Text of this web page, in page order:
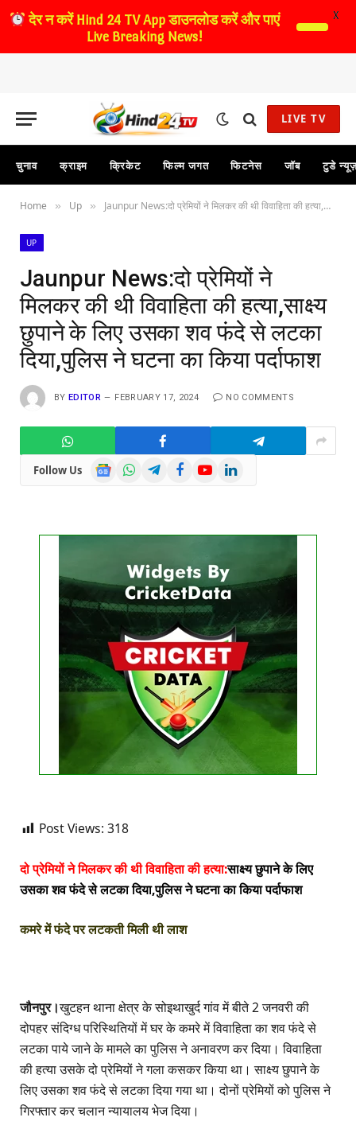
LIVE TV
चुनाव क्राइम क्रिकेट फिल्म जगत फिटनेस जॉब टुडे
Home » Up » Jaunpur News:दो प्रेमियों ने मिलकर की थी विवाहिता की हत्या,साक्ष्य छुपाने के लिए उसका शव फंदे से लटका दिया,पुलिस ने घटना का किया पर्दाफाश
UP
Jaunpur News:दो प्रेमियों ने
मिलकर की थी विवाहिता की हत्या,साक्ष्य
छुपाने के लिए उसका शव फंदे से लटका
दिया,पुलिस ने घटना का किया पर्दाफाश
BY EDITOR FEBRUARY 17, 2024 NO COMMENTS
Follow Us
GoogleWhatsAppTelegramFacebookYouTubeLinkedIn
FIXTURE
No live matches found.
See recent results
See fixtures
Post Views: 318
दो प्रेमियों ने मिलकर की थी विवाहिता की हत्या:साक्ष्य छुपाने के लिए
उसका शव फंदे से लटका दिया,पुलिस ने घटना का किया पर्दाफाश
कमरे में फंदे पर लटकती मिली थी लाश
जौनपुर।खुटहन थाना क्षेत्र के सोइथाखुर्द गांव में बीते 2 जनवरी की
दोपहर संदिग्ध परिस्थितियों में घर के कमरे में विवाहिता का शव फंदे से
लटका पाये जाने के मामले का पुलिस ने अनावरण कर दिया। विवाहिता
की हत्या उसके दो प्रेमियों ने गला कसकर किया था। साक्ष्य छुपाने के
लिए उसका शव फंदे से लटका दिया गया था। दोनों प्रेमियों को पुलिस ने
गिरफ्तार कर चलान न्यायालय भेज दिया।
देर न करेंHind 24 TV App डाउनलोड करें और पाएं
Live Breaking News!
X